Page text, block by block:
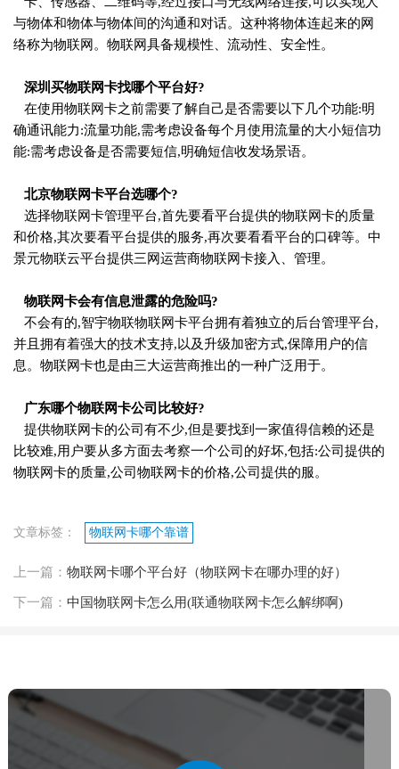
与物体和物体与物体间的沟通和对话。这种将物体连起来的网
络称为物联网。物联网具备规模性、流动性、安全性。
深圳买物联网卡找哪个平台好?
在使用物联网卡之前需要了解自己是否需要以下几个功能:明
确通讯能力:流量功能,需考虑设备每个月使用流量的大小短信功
能:需考虑设备是否需要短信,明确短信收发场景语。
北京物联网卡平台选哪个?
选择物联网卡管理平台,首先要看平台提供的物联网卡的质量
和价格,其次要看平台提供的服务,再次要看看平台的口碑等。中
景元物联云平台提供三网运营商物联网卡接入、管理。
物联网卡会有信息泄露的危险吗?
不会有的,智宇物联物联网卡平台拥有着独立的后台管理平台,
并且拥有着强大的技术支持,以及升级加密方式,保障用户的信
息。物联网卡也是由三大运营商推出的一种广泛用于。
广东哪个物联网卡公司比较好?
提供物联网卡的公司有不少,但是要找到一家值得信赖的还是
比较难,用户要从多方面去考察一个公司的好坏,包括:公司提供的
物联网卡的质量,公司物联网卡的价格,公司提供的服。
文章标签： 物联网卡哪个靠谱
上一篇： 物联网卡哪个平台好（物联网卡在哪办理的好）
下一篇： 中国物联网卡怎么用(联通物联网卡怎么解绑啊)